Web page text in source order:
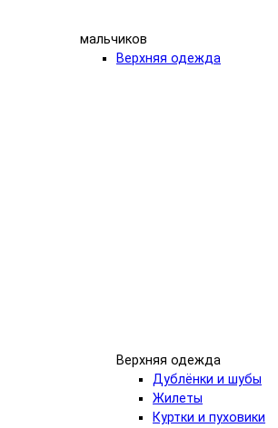
мальчиков
Верхняя одежда
Верхняя одежда
Дублёнки и шубы
Жилеты
Куртки и пуховики